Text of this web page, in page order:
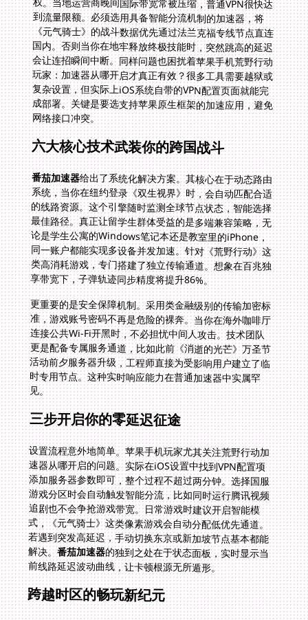
网络接口冲突。
六大核心技术武装你的跨国战斗
番茄加速器给出了系统化解决方案。其核心在于动态路由
系统，当你在纽约登录《双生视界》时，会自动匹配合适
的线路资源。这个引擎随时监测全球节点状态，智能选择
最佳路径。真正让留学生群体受益的是多端兼容策略，无
论是学生公寓的Windows笔记本还是教室里的iPhone，
同一账户都能实现多设备并发加速。针对《荒野行动》这
类高消耗游戏，专门搭建了独立传输通道。想象在百兆独
享带宽下，子弹轨迹同步精度将提升86%。
更重要的是安全保障机制。采用类金融级别的传输加密标
准，游戏账号密码不再是危险的裸奔。当你在海外咖啡厅
连接公共Wi-Fi开黑时，不必担忧中间人攻击。技术团队
更是配备专属服务通道，比如此前《消逝的光芒》万圣节
活动前夕服务器升级，工程师直接为受影响用户建立了临
时专用节点。这种实时响应能力在普通加速器中实属罕
见。
三步开启你的零延迟征途
设置流程意外地简单。苹果手机玩家尤其关注荒野行动加
速器从哪开启的问题。实际在iOS设置中找到VPN配置项
添加服务器参数即可，整个过程不超过两分钟。选择国服
游戏分区时会自动触发智能分流，比如同时运行腾讯视频
追剧也不会争抢游戏带宽。日常游戏时建议开启智能模
式，《元气骑士》这类像素游戏会自动分配低优先通道。
若遇到突发高延迟，手动切换东京或新加坡节点基本都能
解决。番茄加速器的独到之处在于状态面板，实时显示当
前线路延迟波动曲线，让卡顿根源无所遁形。
跨越时区的畅玩新纪元